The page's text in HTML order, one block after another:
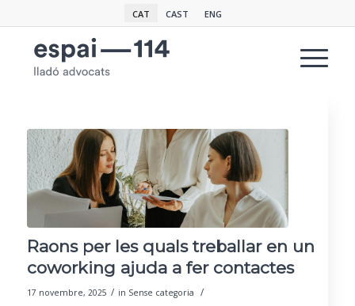
CAT CAST ENG
Raons per les quals treballar en un
coworking ajuda a fer contactes
17 novembre, 2025 / in Sense categoria /